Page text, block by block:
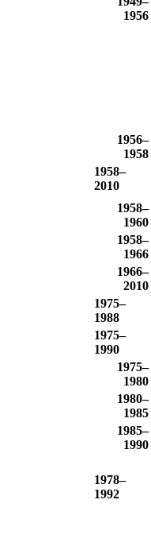
1956
1956–
1958
1958–
2010
1958–
1960
1958–
1966
1966–
2010
1975–
1988
1975–
1990
1975–
1980
1980–
1985
1985–
1990
1978–
1992